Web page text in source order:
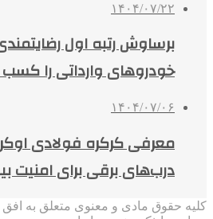
۱۴۰۴/۰۷/۲۲
برساوش رتبه اول
خودروهای وارداتی را
۱۴۰۴/۰۷/۰۶
درب‌های برقی برای امنیت
کلیه حقوق مادی و معنوی متعلق به